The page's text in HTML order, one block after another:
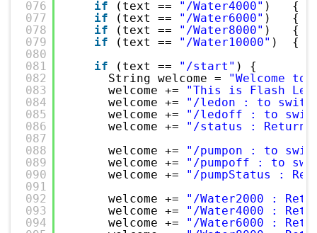
076
077
078
079
080
081
082
083
084
085
086
087
088
089
090
091
092
093
094
if
(text == "/Water4000" )   {
if
(text == "/Water6000" )   {
if
(text == "/Water8000" )   {
if
(text == "/Water10000" )  {
if
(text == "/start" ) {
String welcome =
"Welcome
welcome +=
"This is Flash
welcome +=
"/ledon : to
welcome +=
"/ledoff : to
welcome +=
"/status :
welcome +=
"/pumpon : to
welcome +=
"/pumpoff : to
welcome +=
"/pumpStatus :
welcome +=
"/Water2000 :
welcome +=
"/Water4000 :
welcome +=
"/Water6000 :